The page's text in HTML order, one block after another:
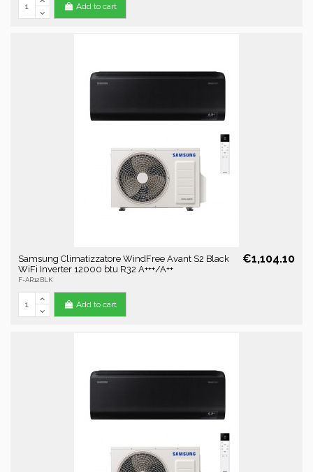
Add to cart
Samsung Climatizzatore WindFree Avant S2 Black
WiFi Inverter 12000 btu R32 A+++/A++
F-AR12BLK
€1,104.10
Add to cart